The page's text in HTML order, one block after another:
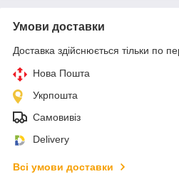
Умови доставки
Доставка здійснюється тільки по
Нова Пошта
Укрпошта
Самовивіз
Delivery
Всі умови доставки